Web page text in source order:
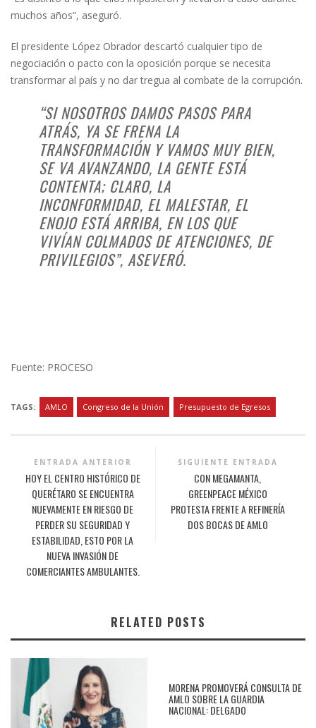
muchos años”, aseguró.
El presidente López Obrador descartó cualquier tipo de
negociación o pacto con la oposición porque se necesita
transformar al país y no dar tregua al combate de la corrupción.
“SI NOSOTROS DAMOS PASOS PARA
ATRÁS, YA SE FRENA LA
TRANSFORMACIÓN Y VAMOS MUY BIEN,
SE VA AVANZANDO, LA GENTE ESTÁ
CONTENTA; CLARO, LA
INCONFORMIDAD, EL MALESTAR, EL
ENOJO ESTÁ ARRIBA, EN LOS QUE
VIVÍAN COLMADOS DE ATENCIONES, DE
PRIVILEGIOS”, ASEVERÓ.
Fuente: PROCESO
TAGS: AMLO Congreso de la Unión Presupuesto de Egresos
ENTRADA ANTERIOR
HOY EL CENTRO HISTÓRICO DE
QUERÉTARO SE ENCUENTRA
NUEVAMENTE EN RIESGO DE
PERDER SU SEGURIDAD Y
ESTABILIDAD, ESTO POR LA
NUEVA INVASIÓN DE
COMERCIANTES AMBULANTES.
SIGUIENTE ENTRADA
CON MEGAMANTA,
GREENPEACE MÉXICO
PROTESTA FRENTE A REFINERÍA
DOS BOCAS DE AMLO
RELATED POSTS
MORENA PROMOVERÁ CONSULTA DE
AMLO SOBRE LA GUARDIA
NACIONAL: DELGADO